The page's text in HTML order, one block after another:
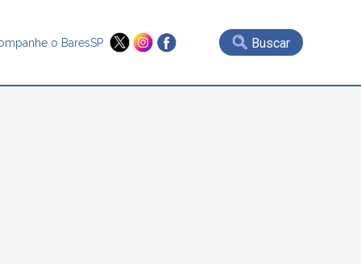
o BaresSP Buscar